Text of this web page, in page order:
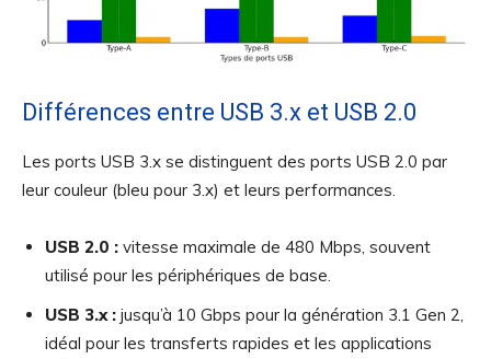
Différences entre USB 3.x et USB 2.0
Les ports USB 3.x se distinguent des ports USB 2.0 par
leur couleur (bleu pour 3.x) et leurs performances.
USB 2.0 : vitesse maximale de 480 Mbps, souvent
utilisé pour les périphériques de base.
USB 3.x : jusqu’à 10 Gbps pour la génération 3.1 Gen 2,
idéal pour les transferts rapides et les applications